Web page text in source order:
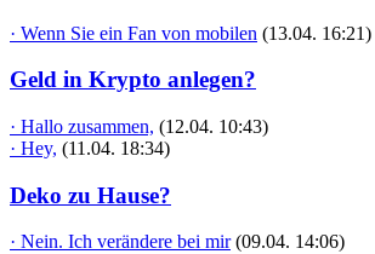
· Wenn Sie ein Fan von mobilen (13.04. 16:21)
Geld in Krypto anlegen?
· Hallo zusammen, (12.04. 10:43)
· Hey, (11.04. 18:34)
Deko zu Hause?
· Nein. Ich verändere bei mir (09.04. 14:06)